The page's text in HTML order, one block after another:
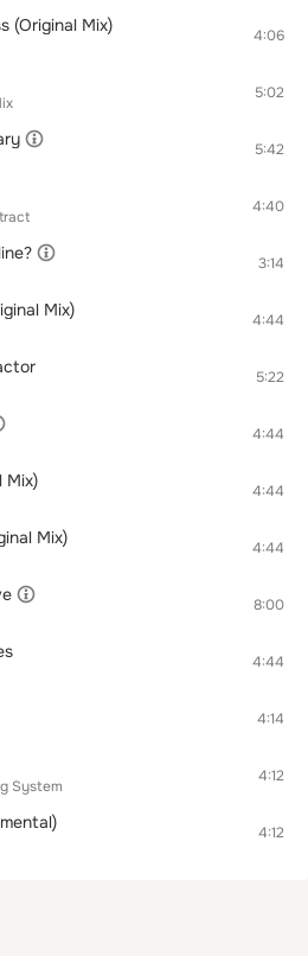
(Original Mix) 4:06
5:02
5:42
4:40
3:14
Mix) 4:44
5:22
4:44
Mix) 4:44
Mix) 4:44
8:00
4:44
4:14
System
4:12
4:12